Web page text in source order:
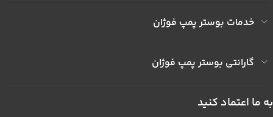
خدمات بوستر پمپ فوژان
گارانتی بوستر پمپ فوژان
به ما اعتماد کنید